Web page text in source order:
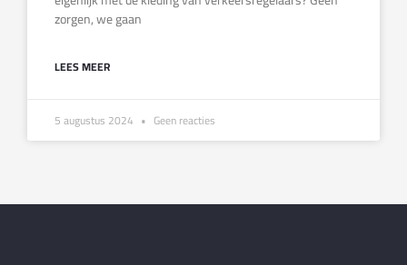
zorgen, we gaan
LEES MEER
5 augustus 2024 Geen reacties